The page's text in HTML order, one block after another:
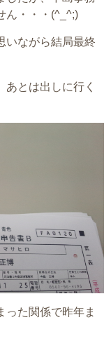
ん・・・(^_^;)
いながら結局最終
あとは出しに行く
った関係で昨年ま